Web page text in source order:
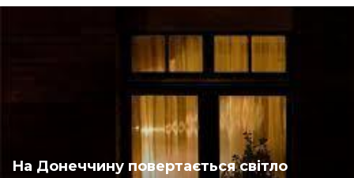
На Донеччину повертається світло